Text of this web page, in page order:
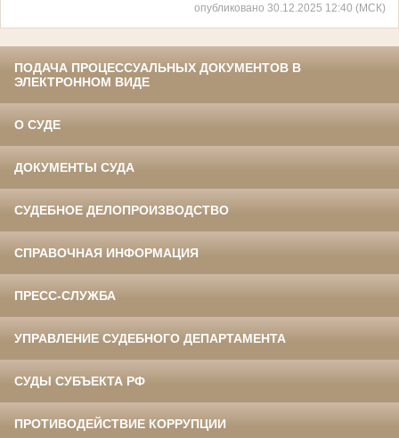
опубликовано 30.12.2025 12:40 (МСК)
ПОДАЧА ПРОЦЕССУАЛЬНЫХ ДОКУМЕНТОВ В
ЭЛЕКТРОННОМ ВИДЕ
О СУДЕ
ДОКУМЕНТЫ СУДА
СУДЕБНОЕ ДЕЛОПРОИЗВОДСТВО
СПРАВОЧНАЯ ИНФОРМАЦИЯ
ПРЕСС-СЛУЖБА
УПРАВЛЕНИЕ СУДЕБНОГО ДЕПАРТАМЕНТА
СУДЫ СУБЪЕКТА РФ
ПРОТИВОДЕЙСТВИЕ КОРРУПЦИИ